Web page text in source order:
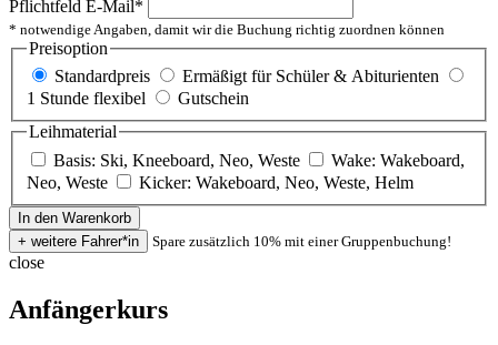
Pflichtfeld E-Mail*
* notwendige Angaben, damit wir die Buchung richtig zuordnen können
Preisoption
Standardpreis
Ermäßigt für Schüler & Abiturienten
1 Stunde flexibel
Gutschein
Leihmaterial
Basis: Ski, Kneeboard, Neo, Weste
Wake: Wakeboard,
Neo, Weste
Kicker: Wakeboard, Neo, Weste, Helm
Spare zusätzlich 10% mit einer Gruppenbuchung!
close
Anfängerkurs